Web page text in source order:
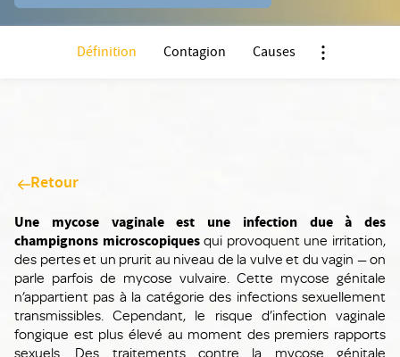
Définition Contagion Causes
Retour
Une mycose vaginale est une infection due à des
champignons microscopiquesqui provoquent une irritation,
des pertes et un prurit au niveau de la vulve et du vagin — on
parle parfois de mycose vulvaire. Cette mycose génitale
n’appartient pas à la catégorie des infections sexuellement
transmissibles. Cependant, le risque d’infection vaginale
fongique est plus élevé au moment des premiers rapports
sexuels. Des traitements contre la mycose génitale